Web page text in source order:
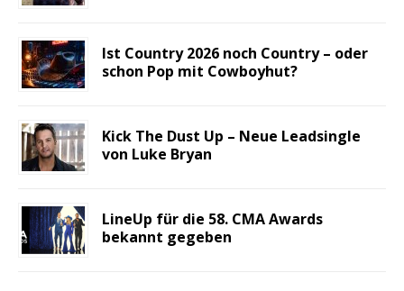
Ist Country 2026 noch Country – oder
schon Pop mit Cowboyhut?
Kick The Dust Up – Neue Leadsingle
von Luke Bryan
LineUp für die 58. CMA Awards
bekannt gegeben